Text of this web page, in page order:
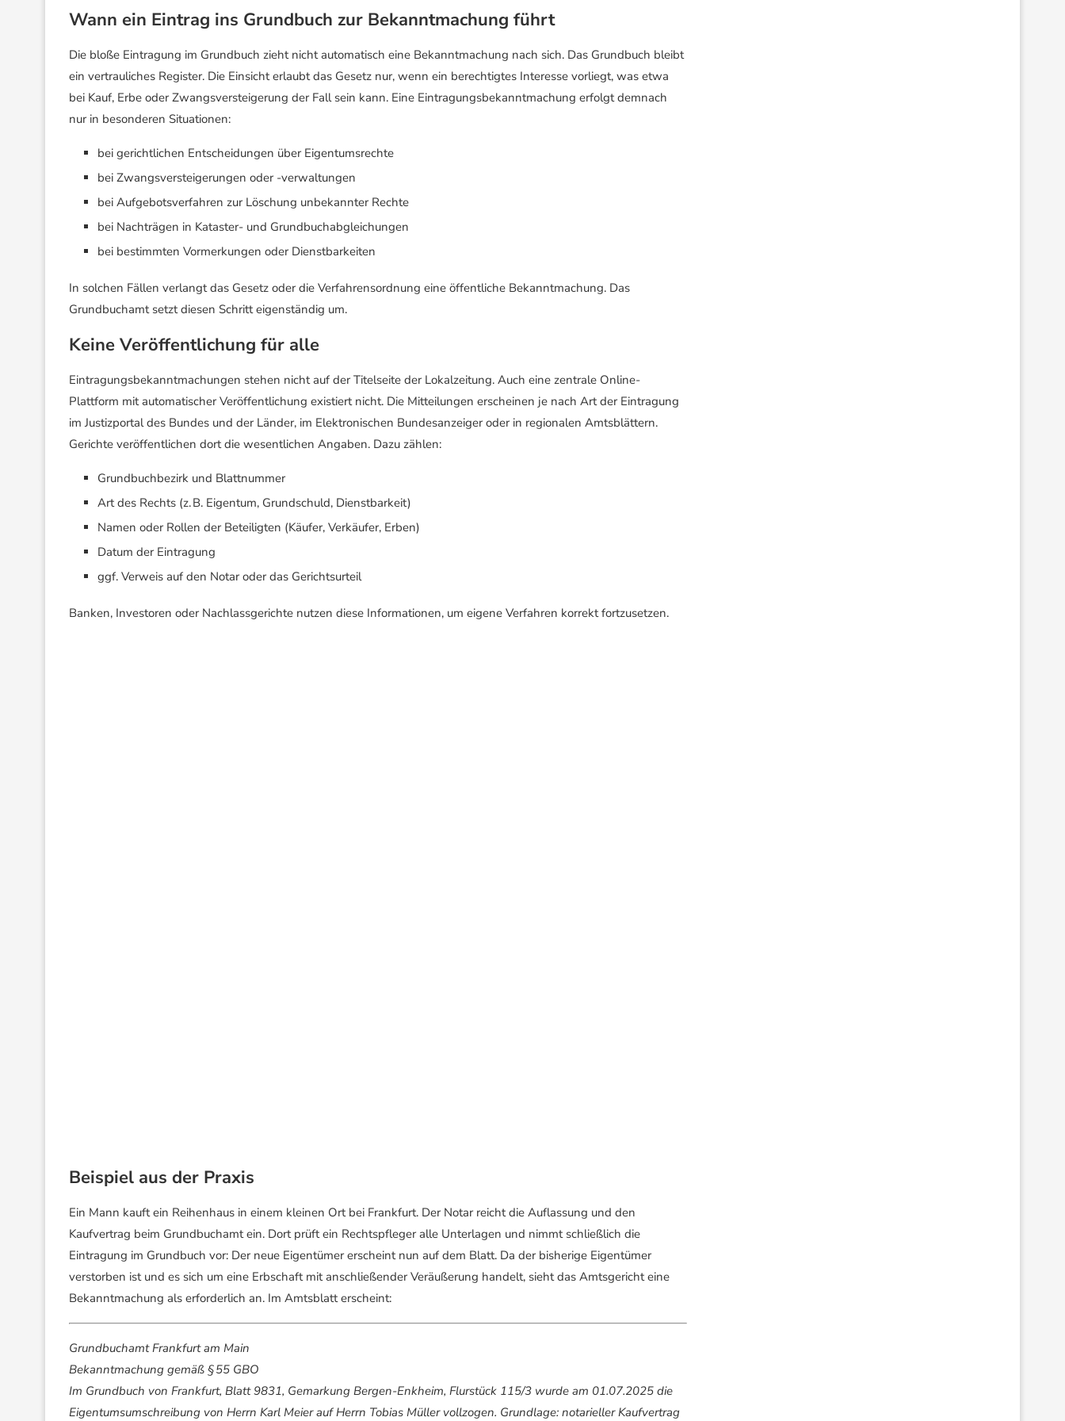
Wann ein Eintrag ins Grundbuch zur Bekanntmachung führt
Die bloße Eintragung im Grundbuch zieht nicht automatisch eine Bekanntmachung nach sich. Das Grundbuch bleibt
ein vertrauliches Register. Die Einsicht erlaubt das Gesetz nur, wenn ein berechtigtes Interesse vorliegt, was etwa
bei Kauf, Erbe oder Zwangsversteigerung der Fall sein kann. Eine Eintragungsbekanntmachung erfolgt demnach
nur in besonderen Situationen:
bei gerichtlichen Entscheidungen über Eigentumsrechte
bei Zwangsversteigerungen oder -verwaltungen
bei Aufgebotsverfahren zur Löschung unbekannter Rechte
bei Nachträgen in Kataster- und Grundbuchabgleichungen
bei bestimmten Vormerkungen oder Dienstbarkeiten
In solchen Fällen verlangt das Gesetz oder die Verfahrensordnung eine öffentliche Bekanntmachung. Das
Grundbuchamt setzt diesen Schritt eigenständig um.
Keine Veröffentlichung für alle
Eintragungsbekanntmachungen stehen nicht auf der Titelseite der Lokalzeitung. Auch eine zentrale Online-
Plattform mit automatischer Veröffentlichung existiert nicht. Die Mitteilungen erscheinen je nach Art der Eintragung
im Justizportal des Bundes und der Länder, im Elektronischen Bundesanzeiger oder in regionalen Amtsblättern.
Gerichte veröffentlichen dort die wesentlichen Angaben. Dazu zählen:
Grundbuchbezirk und Blattnummer
Art des Rechts (z. B. Eigentum, Grundschuld, Dienstbarkeit)
Namen oder Rollen der Beteiligten (Käufer, Verkäufer, Erben)
Datum der Eintragung
ggf. Verweis auf den Notar oder das Gerichtsurteil
Banken, Investoren oder Nachlassgerichte nutzen diese Informationen, um eigene Verfahren korrekt fortzusetzen.
Beispiel aus der Praxis
Ein Mann kauft ein Reihenhaus in einem kleinen Ort bei Frankfurt. Der Notar reicht die Auflassung und den
Kaufvertrag beim Grundbuchamt ein. Dort prüft ein Rechtspfleger alle Unterlagen und nimmt schließlich die
Eintragung im Grundbuch vor: Der neue Eigentümer erscheint nun auf dem Blatt. Da der bisherige Eigentümer
verstorben ist und es sich um eine Erbschaft mit anschließender Veräußerung handelt, sieht das Amtsgericht eine
Bekanntmachung als erforderlich an. Im Amtsblatt erscheint:
Grundbuchamt Frankfurt am Main
Bekanntmachung gemäß § 55 GBO
Im Grundbuch von Frankfurt, Blatt 9831, Gemarkung Bergen-Enkheim, Flurstück 115/3 wurde am 01.07.2025 die
Eigentumsumschreibung von Herrn Karl Meier auf Herrn Tobias Müller vollzogen. Grundlage: notarieller Kaufvertrag